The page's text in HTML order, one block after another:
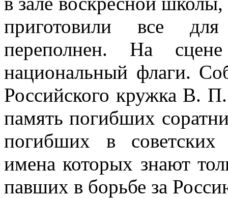
приготовили все
переполнен. На
национальный флаги.
Российского кружка В.
память по­гибших
погибших в советских
имена которых знают
павших в борьбе за